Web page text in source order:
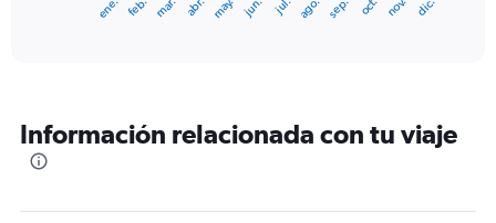
categories.
The
ene. feb. mar. abr. may. jun. jul. ago. sep. oct. nov. dic.
Información relacionada con tu viaje